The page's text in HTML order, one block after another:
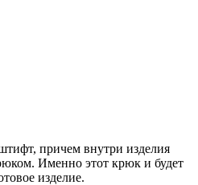
причем внутри изделия
Именно этот крюк и будет
изделие.